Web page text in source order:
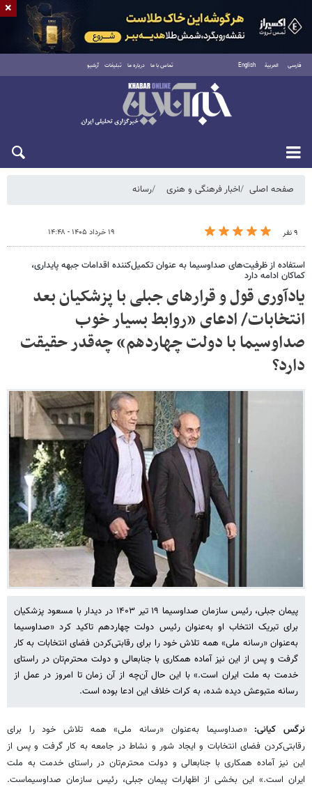
فارسی العربية English تماس با ما درباره ما تبلیغات آرشیو
شنبه ۱۷ مرداد ۱۴۰۵
صفحه اصلی اخبار فرهنگی و هنری رسانه
۹ نفر ۱۹ خرداد ۱۴۰۵ - ۱۴:۴۸
استفاده از ظرفیت‌های صداوسیما به عنوان تکمیل‌کننده اقدامات جبهه پایداری،
کماکان ادامه دارد
یادآوری قول و قرارهای جبلی با پزشکیان بعد
انتخابات/ ادعای «روابط بسیار خوب
صداوسیما با دولت چهاردهم» چه‌قدر حقیقت
دارد؟
پیمان جبلی، رئیس سازمان صداوسیما ۱۹ تیر ۱۴۰۳ در دیدار با مسعود پزشکیان
برای تبریک انتخاب او به‌عنوان رئیس دولت چهاردهم تاکید کرد «صداوسیما
به‌عنوان «رسانه ملی» همه تلاش خود را برای رقابتی‌کردن فضای انتخابات به کار
گرفت و پس از این نیز آماده همکاری با جنابعالی و دولت محترم‌تان در راستای
خدمت به ملت ایران است.» با این حال آن‌چه از آن زمان تا امروز در عمل از
رسانه متبوعش دیده شده، به کرات خلاف این ادعا بوده است.
نرگس کیانی: «صداوسیما به‌عنوان «رسانه ملی» همه تلاش خود را برای
رقابتی‌کردن فضای انتخابات و ایجاد شور و نشاط در جامعه به کار گرفت و پس از
این نیز آماده همکاری با جنابعالی و دولت محترم‌تان در راستای خدمت به ملت
ایران است.» این بخشی از اظهارات پیمان جبلی، رئیس سازمان صداوسیماست.
×